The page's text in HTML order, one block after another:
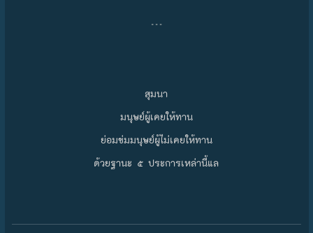
…
สุมนา
มนุษย์ผู้เคยให้ทาน
ย่อมข่มมนุษย์ผู้ไม่เคยให้ทาน
ด้วยฐานะ ๕ ประการเหล่านี้แล